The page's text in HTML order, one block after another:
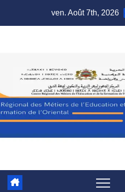
ven. Août 7th, 2026